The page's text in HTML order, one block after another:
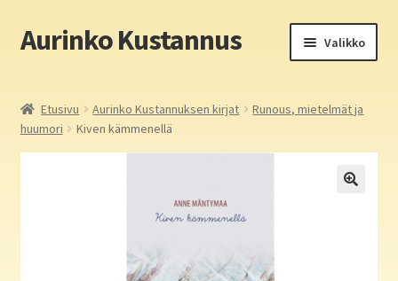
Siirry
navigointiin
Siirry
sisältöön
Aurinko Kustannus Valikko
Yritys
Aurinko Kustannus: kirjat
Etusivu Aurinko Kustannuksen kirjat
Runous, mietelmät ja
huumori
Kiven kämmenellä